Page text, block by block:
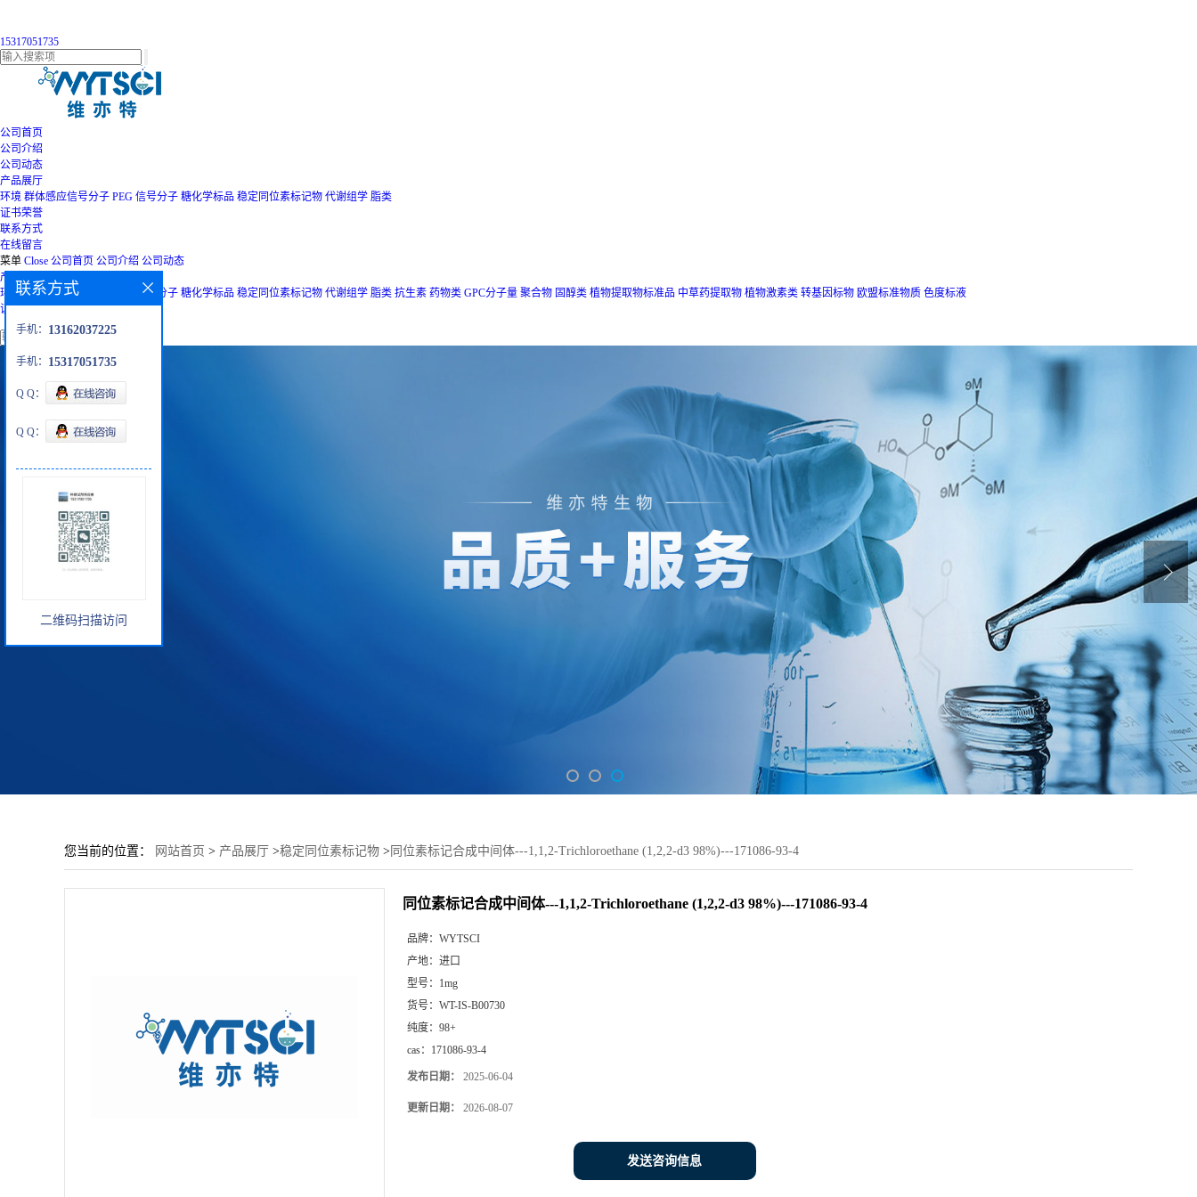
15317051735
公司首页
公司介绍
公司动态
产品展厅
环境 群体感应信号分子 PEG 信号分子 糖化学标品 稳定同位素标记物 代谢组学 脂类
证书荣誉
联系方式
在线留言
菜单 Close 公司首页 公司介绍 公司动态
产品展厅
环境 群体感应信号分子 信号分子 糖化学标品 稳定同位素标记物 代谢组学 脂类 抗生素 药物类 GPC分子量 聚合物 固醇类 植物提取物标准品 中草药提取物 植物激素类 转基因标物 欧盟标准物质 色度标液
证书荣誉 联系方式 在线留言
您当前的位置： 网站首页 > 产品展厅 >稳定同位素标记物 > 同位素标记合成中间体---1,1,2-Trichloroethane (1,2,2-d3 98%)---171086-93-4
同位素标记合成中间体---1,1,2-Trichloroethane (1,2,2-d3 98%)---171086-93-4
品牌： WYTSCI
产地： 进口
型号： 1mg
货号： WT-IS-B00730
纯度： 98+
cas： 171086-93-4
发布日期： 2025-06-04
更新日期： 2026-08-07
发送咨询信息
联系方式
手机： 13162037225
手机： 15317051735
Q Q：
Q Q：
二维码扫描访问